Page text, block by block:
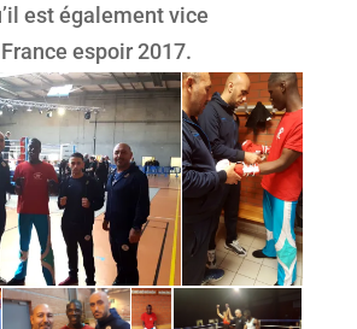
est également vice
espoir 2017.